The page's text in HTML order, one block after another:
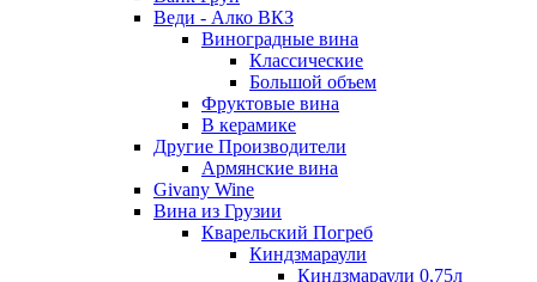
Веди - Алко ВКЗ
Виноградные вина
Классические
Большой объем
Фруктовые вина
В керамике
Другие Производители
Армянские вина
Givany Wine
Вина из Грузии
Кварельский Погреб
Киндзмараули
Киндзмараули 0,75л